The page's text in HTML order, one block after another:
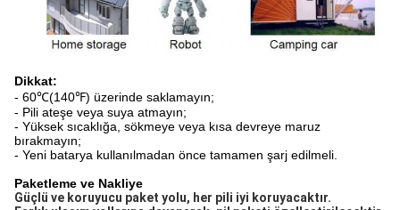
Dikkat:
- 60℃(140℉) üzerinde saklamayın;
- Pili ateşe veya suya atmayın;
- Yüksek sıcaklığa, sökmeye veya kısa devreye maruz
bırakmayın;
- Yeni batarya kullanılmadan önce tamamen şarj edilmeli.
Paketleme ve Nakliye
Güçlü ve koruyucu paket yolu, her pili iyi koruyacaktır.